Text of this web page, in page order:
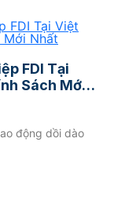
FDI Tại
Sách Mới
động dồi dào